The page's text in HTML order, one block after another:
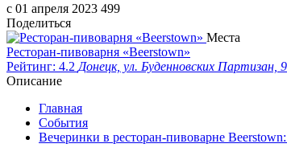
c 01 апреля 2023 499
Поделиться
Места
Ресторан-пивоварня «Beerstown»
Рейтинг: 4.2 Донецк, ул. Буденновских Партизан,
Описание
Главная
События
Вечеринки в ресторан-пивоварне